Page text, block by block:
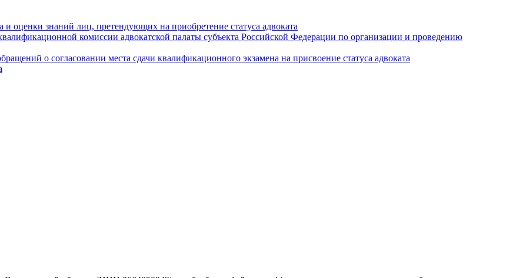
оценки знаний лиц, претендующих на приобретение статуса адвоката
комиссии адвокатской палаты субъекта Российской Федерации по организации и проведению
о согласовании места сдачи квалификационного экзамена на присвоение статуса адвоката